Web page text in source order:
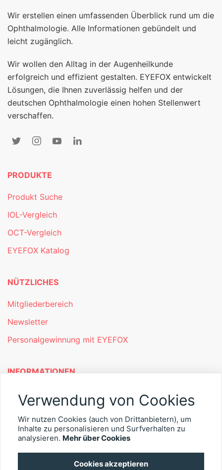
Wir erstellen einen umfassenden Überblick rund um die
Ophthalmologie. Alle Informationen gebündelt und
leicht zugänglich.
Wir wollen den Alltag in der Augenheilkunde
erfolgreich und effizient gestalten. EYEFOX entwickelt
Lösungen, die Ihnen zuverlässig helfen und der
deutschen Ophthalmologie einen hohen Stellenwert
verschaffen.
PRODUKTE
Produkt Suche
IOL-Vergleich
OCT-Vergleich
EYEFOX Katalog
NÜTZLICHES
Mitgliederbereich
Newsletter
Personalgewinnung mit EYEFOX
INFORMATIONEN
Was ist EYEFOX – Ihre Möglichkeiten
Kontakt
Verwendung von Cookies
Wir nutzen Cookies (auch von Drittanbietern), um
Inhalte zu personalisieren und Surfverhalten zu
analysieren. Mehr über Cookies
Cookies akzeptieren